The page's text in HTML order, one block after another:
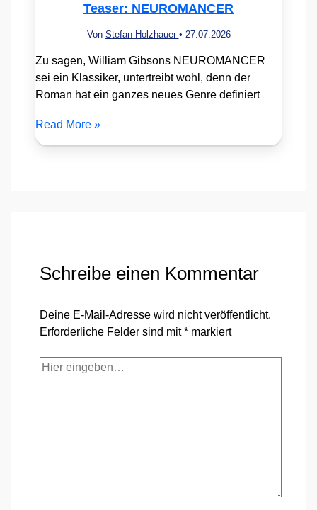
Teaser: NEUROMANCER
Von Stefan Holzhauer • 27.07.2026
Zu sagen, William Gibsons NEUROMANCER
sei ein Klassiker, untertreibt wohl, denn der
Roman hat ein ganzes neues Genre definiert
Read More »
Schreibe einen Kommentar
Deine E-Mail-Adresse wird nicht veröffentlicht.
Erforderliche Felder sind mit* markiert
Hier